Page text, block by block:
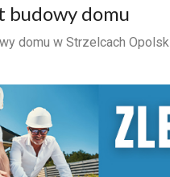
budowy domu
domu w Strzelcach